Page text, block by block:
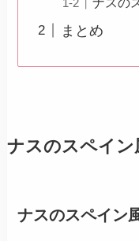
まとめ
ナスのスペイ
ナスのスペイン